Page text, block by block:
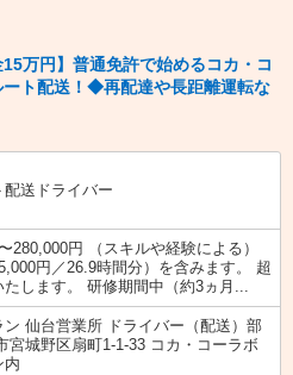
15万円】普通免許で始めるコカ・コ
ート配送！◆再配達や長距離運転な
送ドライバー
280,000円 （スキルや経験による）
円／26.9時間分）を含みます。 超
します。 研修期間中（約3ヵ月...
仙台営業所 ドライバー（配送）部
宮城野区扇町1-1-33 コカ・コーラボ
内